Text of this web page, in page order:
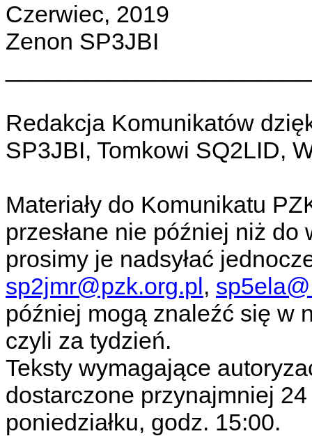
Czerwiec, 2019
Zenon SP3JBI
Redakcja Komunikatów
SP3JBI, Tomkowi SQ2LID,
Materiały do Komunikatu
przesłane nie później niż do
prosimy je nadsyłać
sp2jmr@pzk.org.pl,
później mogą znaleźć się w
czyli za tydzień.
Teksty wymagające
dostarczone przynajmniej
poniedziałku, godz. 15:00.